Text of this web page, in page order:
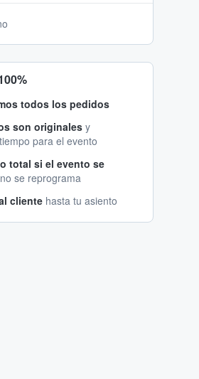
todos los pedidos
son originalesy
para el evento
total si el evento se
se reprograma
cliente hasta tu asiento